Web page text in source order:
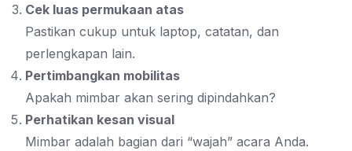
Cek luas permukaan atas
Pastikan cukup untuk laptop, catatan, dan
perlengkapan lain.
Pertimbangkan mobilitas
Apakah mimbar akan sering dipindahkan?
Perhatikan kesan visual
Mimbar adalah bagian dari “wajah” acara Anda.